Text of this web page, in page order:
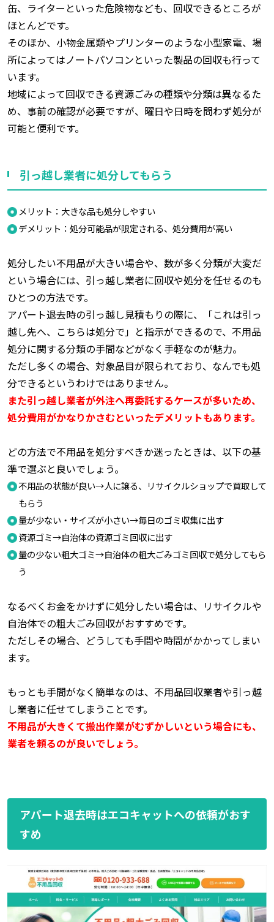
缶、ライターといった危険物なども、回収できるところが
ほとんどです。
そのほか、小物金属類やプリンターのような小型家電、場
所によってはノートパソコンといった製品の回収も行って
います。
地域によって回収できる資源ごみの種類や分類は異なるた
め、事前の確認が必要ですが、曜日や日時を問わず処分が
可能と便利です。
引っ越し業者に処分してもらう
メリット：大きな品も処分しやすい
デメリット：処分可能品が限定される、処分費用が高い
処分したい不用品が大きい場合や、数が多く分類が大変だ
という場合には、引っ越し業者に回収や処分を任せるのも
ひとつの方法です。
アパート退去時の引っ越し見積もりの際に、「これは引っ
越し先へ、こちらは処分で」と指示ができるので、不用品
処分に関する分類の手間などがなく手軽なのが魅力。
ただし多くの場合、対象品目が限られており、なんでも処
分できるというわけではありません。
また引っ越し業者が外注へ再委託するケースが多いため、
処分費用がかなりかさむといったデメリットもあります。
どの方法で不用品を処分すべきか迷ったときは、以下の基
準で選ぶと良いでしょう。
不用品の状態が良い→人に譲る、リサイクルショップで買取して
もらう
量が少ない・サイズが小さい→毎日のゴミ収集に出す
資源ゴミ→自治体の資源ゴミ回収に出す
量の少ない粗大ゴミ→自治体の粗大ごみゴミ回収で処分してもら
う
なるべくお金をかけずに処分したい場合は、リサイクルや
自治体での粗大ごみ回収がおすすめです。
ただしその場合、どうしても手間や時間がかかってしまい
ます。
もっとも手間がなく簡単なのは、不用品回収業者や引っ越
し業者に任せてしまうことです。
不用品が大きくて搬出作業がむずかしいという場合にも、
業者を頼るのが良いでしょう。
アパート退去時はエコキャットへの依頼がおす
すめ